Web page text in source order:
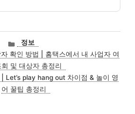
카
테
고
리
정보
확인 방법 | 홈택스에서 내 사업자 여
회 및 대상자 총정리
Let’s play hang out 차이점 & 놀이 영
어 꿀팁 총정리